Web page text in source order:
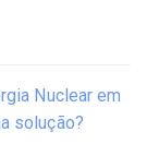
Nuclear em
solução?